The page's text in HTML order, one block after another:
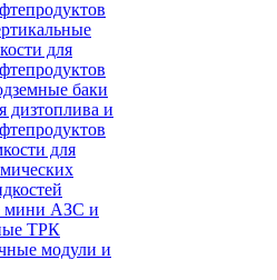
для
баки
дизтоплива и
для
мини АЗС и
ТРК
модули и